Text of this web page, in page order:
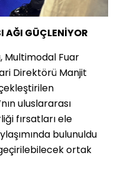
AĞI GÜÇLENİYOR
Multimodal Fuar
Direktörü Manjit
uluslararası
fırsatları ele
bulunuldu
ortak